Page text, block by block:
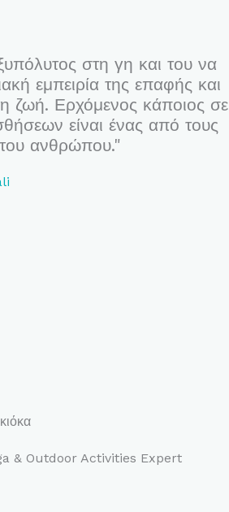
στη γη και του να
εμπειρία της επαφής και
ζωή. Ερχόμενος κάποιος σε
είναι ένας από τους
ανθρώπου."
& Outdoor Activities Expert